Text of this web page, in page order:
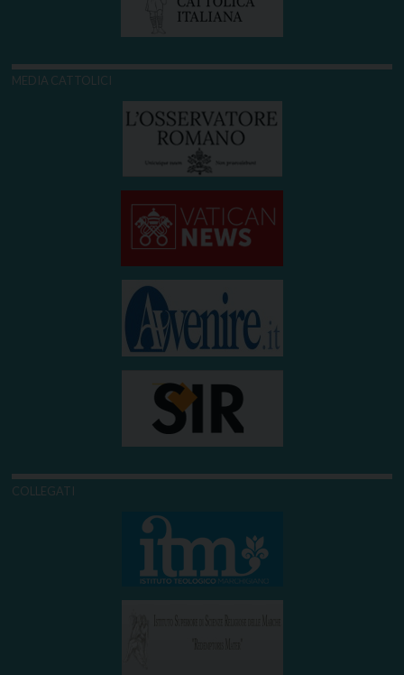
MEDIA CATTOLICI
COLLEGATI